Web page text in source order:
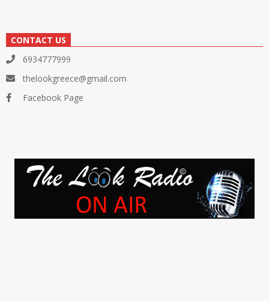
CONTACT US
6934777999
thelookgreece@gmail.com
Facebook Page